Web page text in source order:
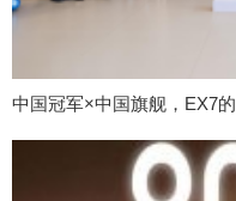
中国冠军×中国旗舰，EX7